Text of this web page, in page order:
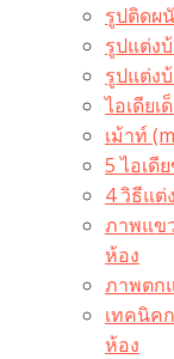
รูปติดผ
รูปแต่ง
รูปแต่ง
ไอเดีย
เม้าท์
5 ไอเดี
4 วิธีแต่
ภาพแข
ห้อง
ภาพตก
เทคนิค
ห้อง